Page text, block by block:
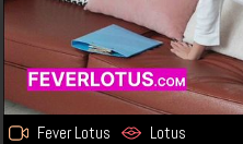
Fever Lotus Lotus